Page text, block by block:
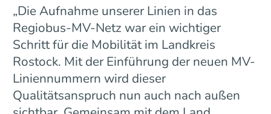
„Die Aufnahme unserer Linien in das
Regiobus-MV-Netz war ein wichtiger
Schritt für die Mobilität im Landkreis
Rostock. Mit der Einführung der neuen MV-
Liniennummern wird dieser
Qualitätsanspruch nun auch nach außen